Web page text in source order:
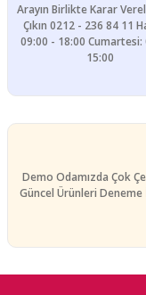
Arayın Birlikte Karar
Çıkın 0212 - 236 84 11
09:00 - 18:00 Cumartesi:
15:00
Demo Odamızda Çok
Güncel Ürünleri Deneme